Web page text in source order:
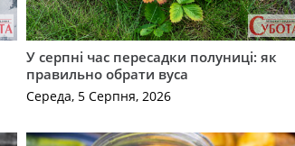
У серпні час пересадки полуниці: як
правильно обрати вуса
Середа, 5 Серпня, 2026